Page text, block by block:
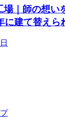
場｜師の想い
に建て替え